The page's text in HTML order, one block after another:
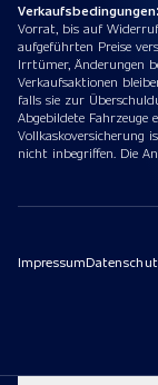
Verkaufsbedingungen:
Vorrat, bis auf
aufgeführten Preise
Irrtümer, Änderungen
Verkaufsaktionen
falls sie zur
Abgebildete
Vollkaskoversicherung
nicht inbegriffen. Die
Impressum